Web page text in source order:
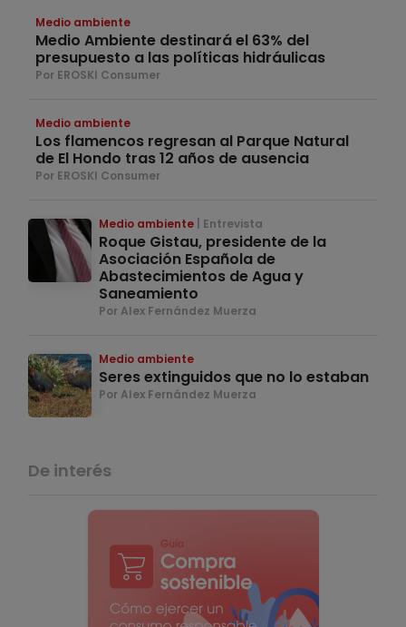
Medio ambiente
Medio Ambiente destinará el 63% del
presupuesto a las políticas hidráulicas
Por EROSKI Consumer
Medio ambiente
Los flamencos regresan al Parque Natural
de El Hondo tras 12 años de ausencia
Por EROSKI Consumer
Medio ambiente Entrevista
Roque Gistau, presidente de la
Asociación Española de
Abastecimientos de Agua y
Saneamiento
Por Alex Fernández Muerza
Medio ambiente
Seres extinguidos que no lo estaban
Por Alex Fernández Muerza
De interés